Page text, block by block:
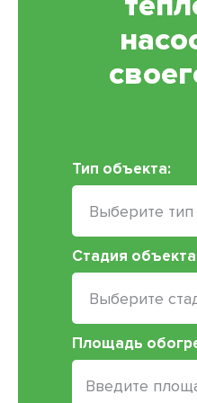
Тип объекта:
Стадия
Площадь